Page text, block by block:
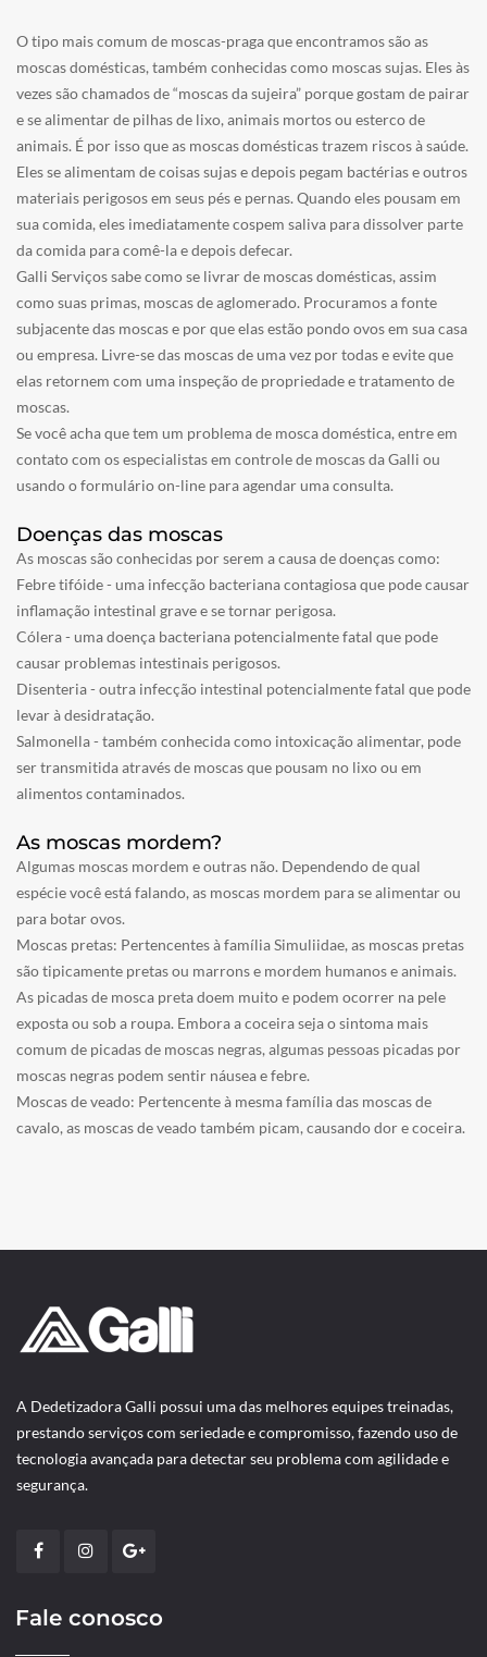
O tipo mais comum de moscas-praga que encontramos são as
moscas domésticas, também conhecidas como moscas sujas. Eles às
vezes são chamados de “moscas da sujeira” porque gostam de pairar
e se alimentar de pilhas de lixo, animais mortos ou esterco de
animais. É por isso que as moscas domésticas trazem riscos à saúde.
Eles se alimentam de coisas sujas e depois pegam bactérias e outros
materiais perigosos em seus pés e pernas. Quando eles pousam em
sua comida, eles imediatamente cospem saliva para dissolver parte
da comida para comê-la e depois defecar.
Galli Serviços sabe como se livrar de moscas domésticas, assim
como suas primas, moscas de aglomerado. Procuramos a fonte
subjacente das moscas e por que elas estão pondo ovos em sua casa
ou empresa. Livre-se das moscas de uma vez por todas e evite que
elas retornem com uma inspeção de propriedade e tratamento de
moscas.
Se você acha que tem um problema de mosca doméstica, entre em
contato com os especialistas em controle de moscas da Galli ou
usando o formulário on-line para agendar uma consulta.
Doenças das moscas
As moscas são conhecidas por serem a causa de doenças como:
Febre tifóide - uma infecção bacteriana contagiosa que pode causar
inflamação intestinal grave e se tornar perigosa.
Cólera - uma doença bacteriana potencialmente fatal que pode
causar problemas intestinais perigosos.
Disenteria - outra infecção intestinal potencialmente fatal que pode
levar à desidratação.
Salmonella - também conhecida como intoxicação alimentar, pode
ser transmitida através de moscas que pousam no lixo ou em
alimentos contaminados.
As moscas mordem?
Algumas moscas mordem e outras não. Dependendo de qual
espécie você está falando, as moscas mordem para se alimentar ou
para botar ovos.
Moscas pretas: Pertencentes à família Simuliidae, as moscas pretas
são tipicamente pretas ou marrons e mordem humanos e animais.
As picadas de mosca preta doem muito e podem ocorrer na pele
exposta ou sob a roupa. Embora a coceira seja o sintoma mais
comum de picadas de moscas negras, algumas pessoas picadas por
moscas negras podem sentir náusea e febre.
Moscas de veado: Pertencente à mesma família das moscas de
cavalo, as moscas de veado também picam, causando dor e coceira.
A Dedetizadora Galli possui uma das melhores equipes treinadas,
prestando serviços com seriedade e compromisso, fazendo uso de
tecnologia avançada para detectar seu problema com agilidade e
segurança.
Fale conosco